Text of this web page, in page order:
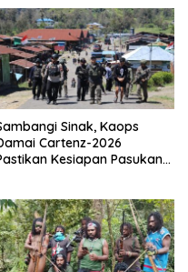
Sinak, Kaops
Cartenz-2026
Kesiapan Pasukan